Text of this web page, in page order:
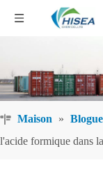
Maison »
l'acide formique dans